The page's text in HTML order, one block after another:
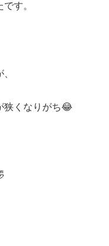
す。
狭くなりがち😂